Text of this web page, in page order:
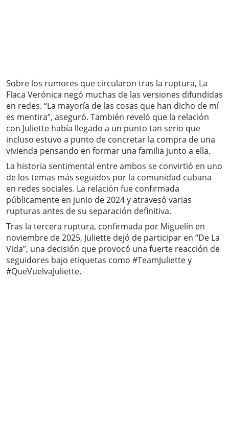
Sobre los rumores que circularon tras la ruptura, La
Flaca Verónica negó muchas de las versiones difundidas
en redes. “La mayoría de las cosas que han dicho de mí
es mentira”, aseguró. También reveló que la relación
con Juliette había llegado a un punto tan serio que
incluso estuvo a punto de concretar la compra de una
vivienda pensando en formar una familia junto a ella.
La historia sentimental entre ambos se convirtió en uno
de los temas más seguidos por la comunidad cubana
en redes sociales. La relación fue confirmada
públicamente en junio de 2024 y atravesó varias
rupturas antes de su separación definitiva.
Tras la tercera ruptura, confirmada por Miguelín en
noviembre de 2025, Juliette dejó de participar en “De La
Vida”, una decisión que provocó una fuerte reacción de
seguidores bajo etiquetas como #TeamJuliette y
#QueVuelvaJuliette.